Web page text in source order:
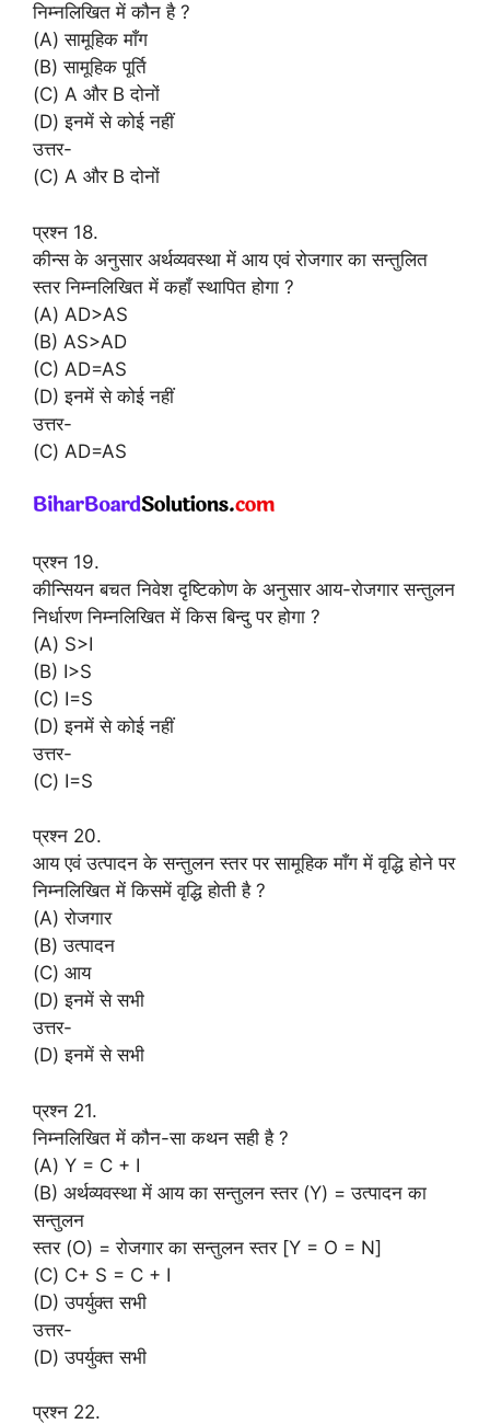
निम्नलिखित में कौन है ?
(A) सामूहिक माँग
(B) सामूहिक पूर्ति
(C) A और B दोनों
(D) इनमें से कोई नहीं
उत्तर-
(C) A और B दोनों
प्रश्न 18.
कीन्स के अनुसार अर्थव्यवस्था में आय एवं रोजगार का सन्तुलित
स्तर निम्नलिखित में कहाँ स्थापित होगा ?
(A) AD>AS
(B) AS>AD
(C) AD=AS
(D) इनमें से कोई नहीं
उत्तर-
(C) AD=AS
प्रश्न 19.
कीन्सियन बचत निवेश दृष्टिकोण के अनुसार आय-रोजगार सन्तुलन
निर्धारण निम्नलिखित में किस बिन्दु पर होगा ?
(A) S>I
(B) I>S
(C) I=S
(D) इनमें से कोई नहीं
उत्तर-
(C) I=S
प्रश्न 20.
आय एवं उत्पादन के सन्तुलन स्तर पर सामूहिक माँग में वृद्धि होने पर
निम्नलिखित में किसमें वृद्धि होती है ?
(A) रोजगार
(B) उत्पादन
(C) आय
(D) इनमें से सभी
उत्तर-
(D) इनमें से सभी
प्रश्न 21.
निम्नलिखित में कौन-सा कथन सही है ?
(A) Y = C + I
(B) अर्थव्यवस्था में आय का सन्तुलन स्तर (Y) = उत्पादन का
सन्तुलन
स्तर (O) = रोजगार का सन्तुलन स्तर [Y = O = N]
(C) C+ S = C + I
(D) उपर्युक्त सभी
उत्तर-
(D) उपर्युक्त सभी
प्रश्न 22.